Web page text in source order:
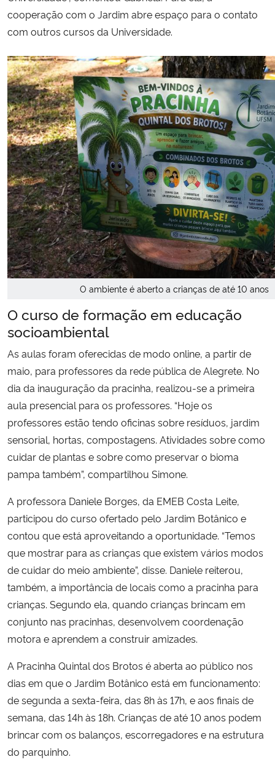
cooperação com o Jardim abre espaço para o contato
com outros cursos da Universidade.
O ambiente é aberto a crianças de até 10 anos
O curso de formação em educação
socioambiental
As aulas foram oferecidas de modo online, a partir de
maio, para professores da rede pública de Alegrete. No
dia da inauguração da pracinha, realizou-se a primeira
aula presencial para os professores. “Hoje os
professores estão tendo oficinas sobre resíduos, jardim
sensorial, hortas, compostagens. Atividades sobre como
cuidar de plantas e sobre como preservar o bioma
pampa também”, compartilhou Simone.
A professora Daniele Borges, da EMEB Costa Leite,
participou do curso ofertado pelo Jardim Botânico e
contou que está aproveitando a oportunidade. “Temos
que mostrar para as crianças que existem vários modos
de cuidar do meio ambiente”, disse. Daniele reiterou,
também, a importância de locais como a pracinha para
crianças. Segundo ela, quando crianças brincam em
conjunto nas pracinhas, desenvolvem coordenação
motora e aprendem a construir amizades.
A Pracinha Quintal dos Brotos é aberta ao público nos
dias em que o Jardim Botânico está em funcionamento:
de segunda a sexta-feira, das 8h às 17h, e aos finais de
semana, das 14h às 18h. Crianças de até 10 anos podem
brincar com os balanços, escorregadores e na estrutura
do parquinho.